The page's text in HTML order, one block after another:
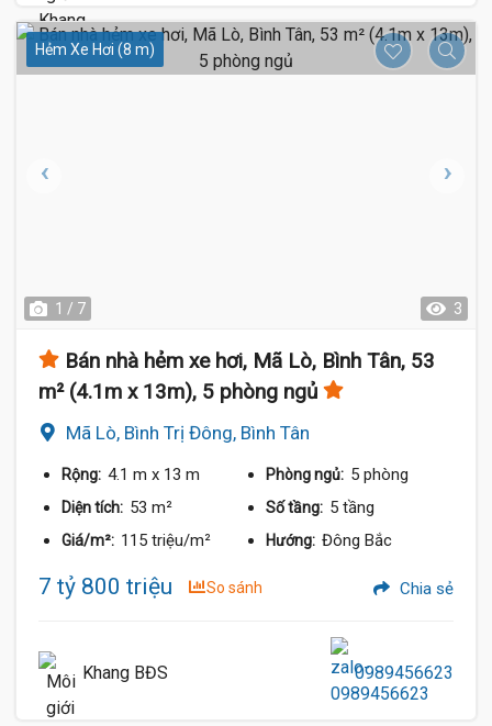
Hẻm Xe Hơi (8 m)
1 / 7 3
Bán nhà hẻm xe hơi, Mã Lò, Bình Tân, 53
m² (4.1m x 13m), 5 phòng ngủ
Mã Lò, Bình Trị Đông, Bình Tân
Rộng: 4.1 m x 13 m Phòng ngủ: 5 phòng
Diện tích: 53 m² Số tầng: 5 tầng
Giá/m²: 115 triệu/m² Hướng: Đông Bắc
7 tỷ 800 triệu So sánh Chia sẻ
Khang BĐS 0989456623